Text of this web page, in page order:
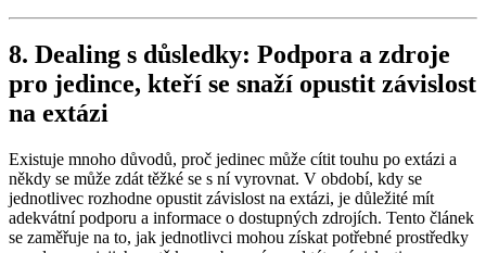
8. Dealing s důsledky: Podpora a zdroje
pro jedince, kteří se snaží opustit závislost
na extázi
Existuje mnoho důvodů, proč jedinec může cítit touhu po extázi a
někdy se může zdát těžké se s ní vyrovnat. V období, kdy se
jednotlivec rozhodne opustit závislost na extázi, je důležité mít
adekvátní podporu a informace o dostupných zdrojích. Tento článek
se zaměřuje na to, jak jednotlivci mohou získat potřebné prostředky